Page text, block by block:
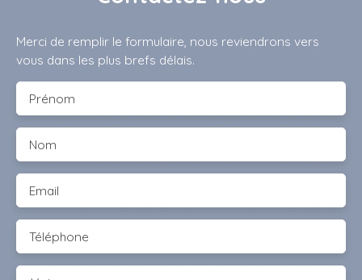
Merci de remplir le formulaire, nous reviendrons vers
vous dans les plus brefs délais.
Prénom
Nom
Email
Téléphone